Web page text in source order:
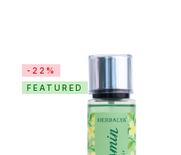
-22%
FEATURED